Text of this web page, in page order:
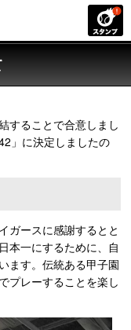
することで合意しまし
」に決定しましたの
ガースに感謝するとと
本一にするために、自
ます。伝統ある甲子園
プレーすることを楽し